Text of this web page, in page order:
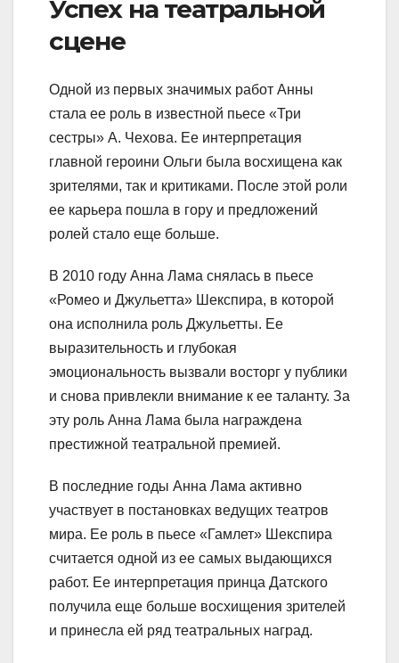
Успех на театральной
сцене
Одной из первых значимых работ Анны
стала ее роль в известной пьесе «Три
сестры» А. Чехова. Ее интерпретация
главной героини Ольги была восхищена как
зрителями, так и критиками. После этой роли
ее карьера пошла в гору и предложений
ролей стало еще больше.
В 2010 году Анна Лама снялась в пьесе
«Ромео и Джульетта» Шекспира, в которой
она исполнила роль Джульетты. Ее
выразительность и глубокая
эмоциональность вызвали восторг у публики
и снова привлекли внимание к ее таланту. За
эту роль Анна Лама была награждена
престижной театральной премией.
В последние годы Анна Лама активно
участвует в постановках ведущих театров
мира. Ее роль в пьесе «Гамлет» Шекспира
считается одной из ее самых выдающихся
работ. Ее интерпретация принца Датского
получила еще больше восхищения зрителей
и принесла ей ряд театральных наград.